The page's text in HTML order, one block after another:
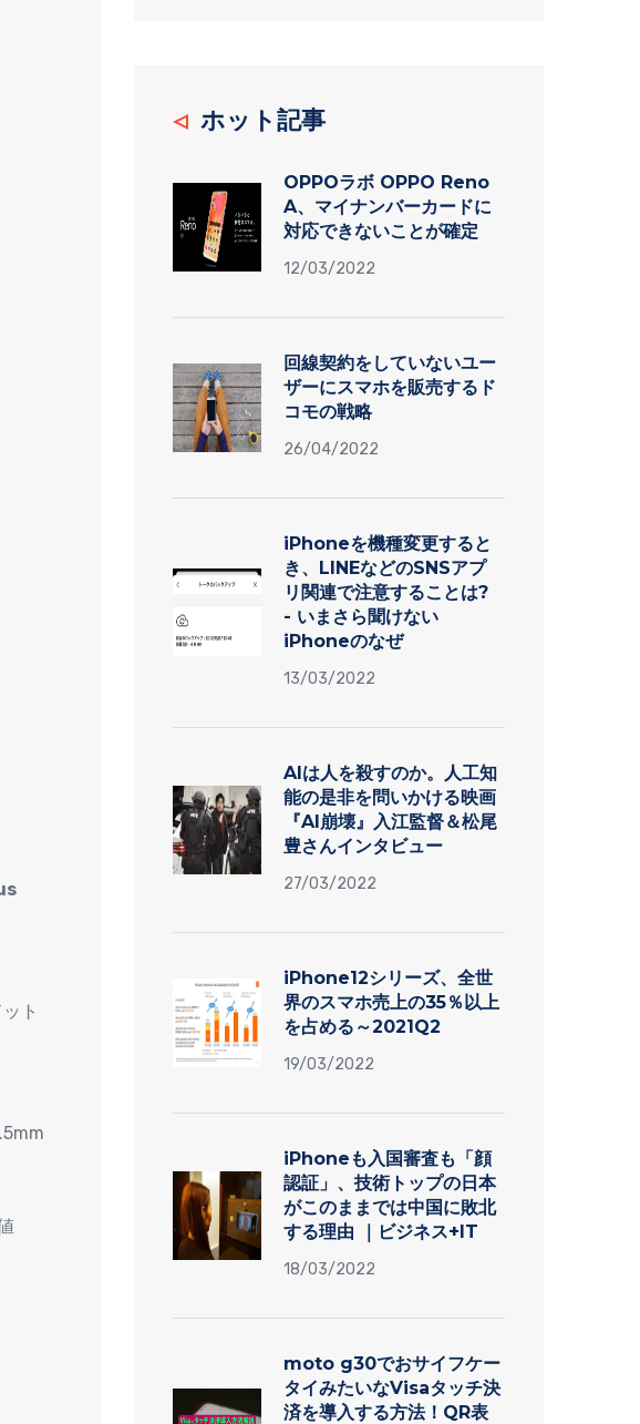
ト
ホット記事
OPPOラボ OPPO Reno
A、マイナンバーカードに
対応できないことが確定
12/03/2022
回線契約をしていないユー
ザーにスマホを販売するド
コモの戦略
26/04/2022
iPhoneを機種変更すると
き、LINEなどのSNSアプ
リ関連で注意することは?
- いまさら聞けない
iPhoneのなぜ
13/03/2022
AIは人を殺すのか。人工知
能の是非を問いかける映画
『AI崩壊』入江監督＆松尾
豊さんインタビュー
27/03/2022
iPhone12シリーズ、全世
界のスマホ売上の35％以上
を占める～2021Q2
19/03/2022
iPhoneも入国審査も「顔
認証」、技術トップの日本
がこのままでは中国に敗北
する理由 ｜ビジネス+IT
18/03/2022
moto g30でおサイフケー
タイみたいなVisaタッチ決
済を導入する方法！QR表